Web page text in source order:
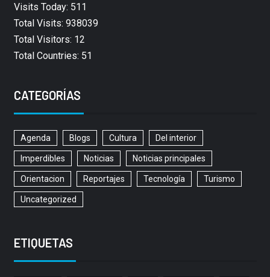
Visits Today: 511
Total Visits: 938039
Total Visitors: 12
Total Countries: 51
CATEGORÍAS
Agenda Blogs Cultura Del interior
Imperdibles Noticias Noticias principales
Orientacion Reportajes Tecnología Turismo
Uncategorized
ETIQUETAS